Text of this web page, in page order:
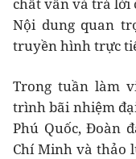
Nội dung quan
truyền hình trực
Trong tuần làm
trình bãi nhiệm
Phú Quốc, Đoàn
Chí Minh và thảo